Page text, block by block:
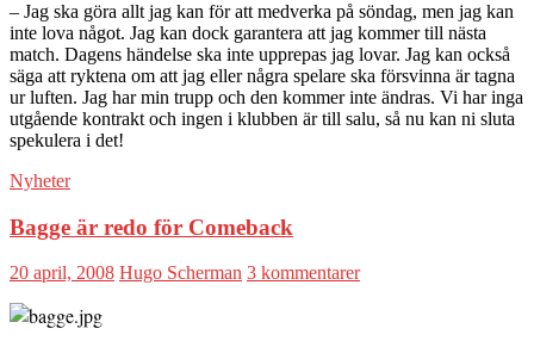
– Jag ska göra allt jag kan för att medverka på söndag, men jag kan
inte lova något. Jag kan dock garantera att jag kommer till nästa
match. Dagens händelse ska inte upprepas jag lovar. Jag kan också
säga att ryktena om att jag eller några spelare ska försvinna är tagna
ur luften. Jag har min trupp och den kommer inte ändras. Vi har inga
utgående kontrakt och ingen i klubben är till salu, så nu kan ni sluta
spekulera i det!
Nyheter
Bagge är redo för Comeback
20 april, 2008 Hugo Scherman 3 kommentarer